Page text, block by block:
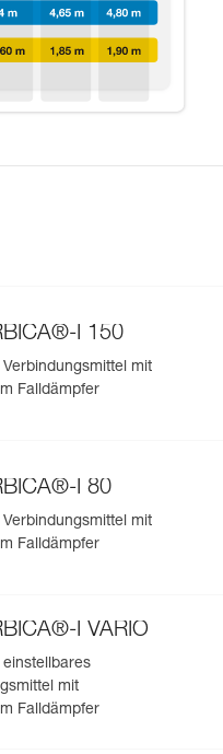
I 150
mit
Falldämpfer
I 80
mit
Falldämpfer
I VARIO
mit
Falldämpfer